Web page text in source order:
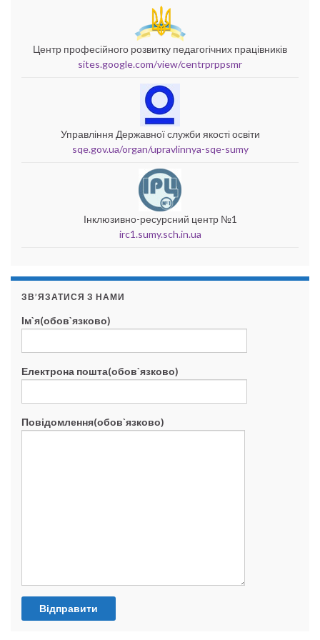
Центр професійного розвитку педагогічних працівників
sites.google.com/view/centrprppsmr
Управління Державної служби якості освіти
sqe.gov.ua/organ/upravlinnya-sqe-sumy
Інклюзивно-ресурсний центр №1
irc1.sumy.sch.in.ua
ЗВ’ЯЗАТИСЯ З НАМИ
Ім`я(обов`язково)
Електрона пошта(обов`язково)
Повідомлення(обов`язково)